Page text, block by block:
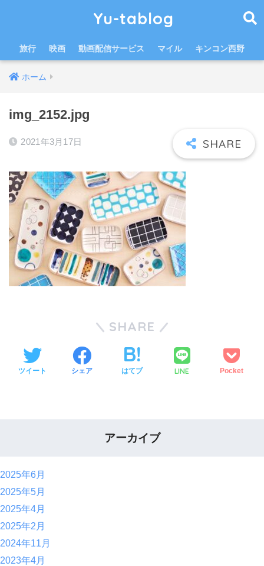
Yu-tablog
旅行 映画 動画配信サービス マイル キンコン西野
ホーム
img_2152.jpg
2021年3月17日
SHARE
ツイート シェア はてブ LINE Pocket
アーカイブ
2025年6月
2025年5月
2025年4月
2025年2月
2024年11月
2023年4月